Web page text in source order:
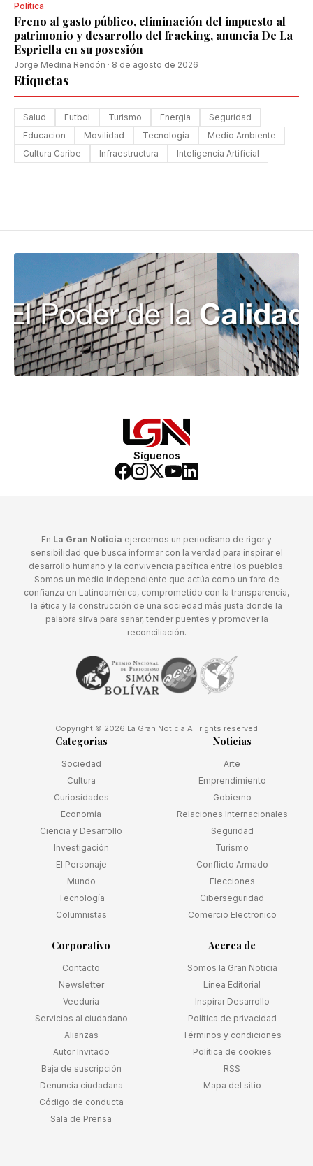
Política
Freno al gasto público, eliminación del impuesto al
patrimonio y desarrollo del fracking, anuncia De La
Espriella en su posesión
Jorge Medina Rendón · 8 de agosto de 2026
Etiquetas
Salud Futbol Turismo Energia
Seguridad
Educacion
Movilidad Tecnología
Medio Ambiente
Cultura Caribe
Infraestructura Inteligencia Artificial
Síguenos
En La Gran Noticia ejercemos un periodismo de rigor y
sensibilidad que busca informar con la verdad para inspirar el
desarrollo humano y la convivencia pacífica entre los pueblos.
Somos un medio independiente que actúa como un faro de
confianza en Latinoamérica, comprometido con la transparencia,
la ética y la construcción de una sociedad más justa donde la
palabra sirva para sanar, tender puentes y promover la
reconciliación.
Copyright © 2026 La Gran Noticia All rights reserved
Categorias
Sociedad
Cultura
Curiosidades
Economía
Ciencia y Desarrollo
Investigación
El Personaje
Mundo
Tecnología
Columnistas
Noticias
Arte
Emprendimiento
Gobierno
Relaciones Internacionales
Seguridad
Turismo
Conflicto Armado
Elecciones
Ciberseguridad
Comercio Electronico
Corporativo
Contacto
Newsletter
Veeduría
Servicios al ciudadano
Alianzas
Autor Invitado
Baja de suscripción
Denuncia ciudadana
Código de conducta
Sala de Prensa
Acerca de
Somos la Gran Noticia
Línea Editorial
Inspirar Desarrollo
Política de privacidad
Términos y condiciones
Política de cookies
RSS
Mapa del sitio